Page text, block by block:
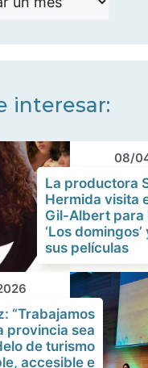
interesar:
08/
La productora
Hermida visita
Gil-Albert para
‘Los
sus películas
“Trabajamos
provincia sea
de turismo
accesible e